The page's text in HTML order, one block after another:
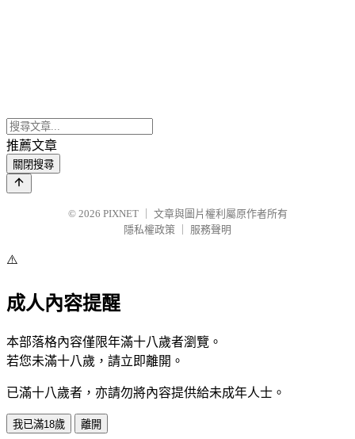
推薦文章
關閉搜尋
© 2026 PIXNET
文章與圖片權利屬原作者所有
隱私權政策
服務聲明
⚠️
成人內容提醒
本部落格內容僅限年滿十八歲者瀏覽。
若您未滿十八歲，請立即離開。
已滿十八歲者，亦請勿將內容提供給未成年人士。
我已滿18歲 離開